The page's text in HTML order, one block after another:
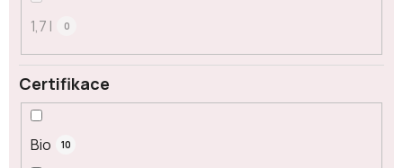
1,7 l 0
Certifikace
Bio 10